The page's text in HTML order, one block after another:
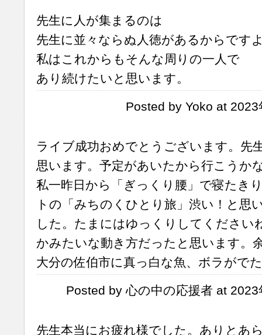
先生に人が集まるのは
先生に並々ならぬ人徳があるからです
私はこれからもそんな周りの一人で
あり続けたいと思います。
Posted by Yoko at
ライブ成功おめでとうございます。先
思います。予定があいたから行こうか
私一昨日から「ぎっくり腰」で寝たき
トの「みちのくひとり旅」渋い！と思
した。たまにはゆっくりしてください
かみたいな動き方だったと思います。
大分の佐伯市に真っ白な魚、ボラがで
Posted by 心の中の応援者 at
先生本当にお疲れ様でした。ありとあ